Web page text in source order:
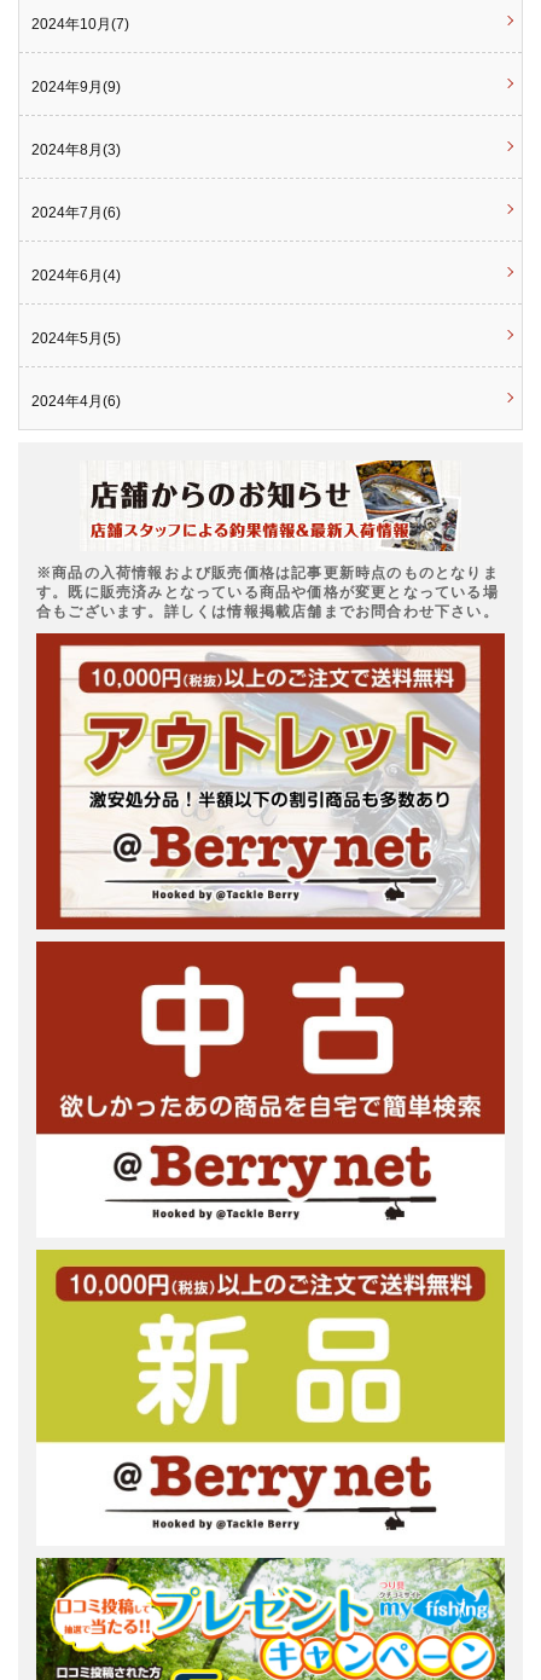
2024年10月(7)
2024年9月(9)
2024年8月(3)
2024年7月(6)
2024年6月(4)
2024年5月(5)
2024年4月(6)
※商品の入荷情報および販売価格は記事更新時点のものとなりま
す。既に販売済みとなっている商品や価格が変更となっている場
合もございます。詳しくは情報掲載店舗までお問合わせ下さい。